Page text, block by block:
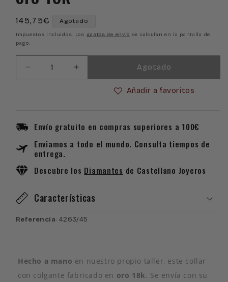
Precio
habitual
145,75€ Agotado
Impuestos incluidos. Los gastos de envío se calculan en la pantalla de
pago.
Reducir
cantidad
invertida
oro
18k
Aumentar
cantidad
invertida
oro
Agotado
Añadir a favoritos
Envío gratuito en compras superiores a 100€
Enviamos a todo el mundo. Consulta tiempos de
entrega.
Descubre los Diamantes de Castellano Joyeros
Características
Referencia: 4263/45
Hecho a mano en nuestro propio taller, este collar
con colgante fabricado en oro 18k. Se envía con su